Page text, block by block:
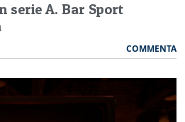
serie A. Bar Sport
COMMENTA